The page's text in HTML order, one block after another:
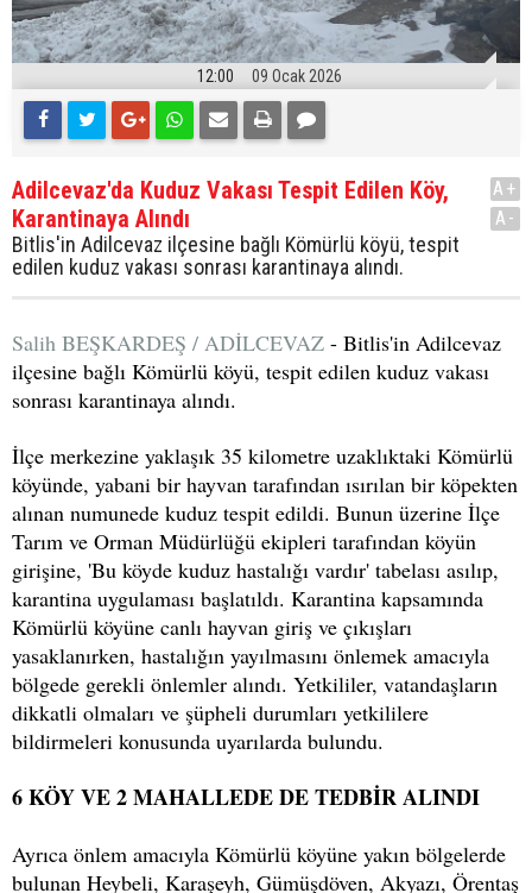
12:00 09 Ocak 2026
Adilcevaz'da Kuduz Vakası Tespit Edilen Köy,
Karantinaya Alındı
Bitlis'in Adilcevaz ilçesine bağlı Kömürlü köyü, tespit
edilen kuduz vakası sonrası karantinaya alındı.
A+
A-
Salih BEŞKARDEŞ / ADİLCEVAZ - Bitlis'in Adilcevaz
ilçesine bağlı Kömürlü köyü, tespit edilen kuduz vakası
sonrası karantinaya alındı.
İlçe merkezine yaklaşık 35 kilometre uzaklıktaki Kömürlü
köyünde, yabani bir hayvan tarafından ısırılan bir köpekten
alınan numunede kuduz tespit edildi. Bunun üzerine İlçe
Tarım ve Orman Müdürlüğü ekipleri tarafından köyün
girişine, 'Bu köyde kuduz hastalığı vardır' tabelası asılıp,
karantina uygulaması başlatıldı. Karantina kapsamında
Kömürlü köyüne canlı hayvan giriş ve çıkışları
yasaklanırken, hastalığın yayılmasını önlemek amacıyla
bölgede gerekli önlemler alındı. Yetkililer, vatandaşların
dikkatli olmaları ve şüpheli durumları yetkililere
bildirmeleri konusunda uyarılarda bulundu.
6 KÖY VE 2 MAHALLEDE DE TEDBİR ALINDI
Ayrıca önlem amacıyla Kömürlü köyüne yakın bölgelerde
bulunan Heybeli, Karaşeyh, Gümüşdöven, Akyazı, Örentaş